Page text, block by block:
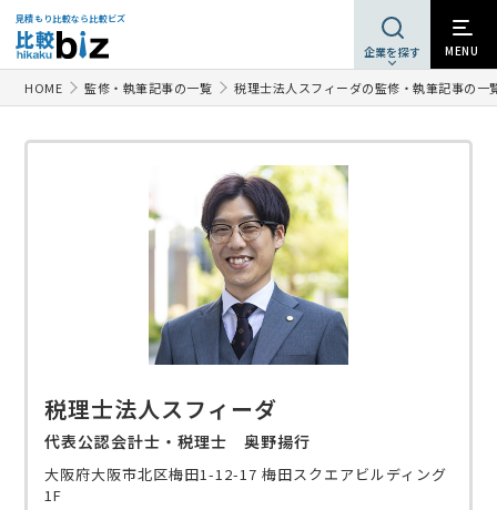
見積もり比較なら比較ビズ
企業を探す MENU
HOME 監修・執筆記事の一覧 税理士法人スフィーダの監修・執筆記事の一
税理士法人スフィーダ
代表公認会計士・税理士 奥野揚行
大阪府大阪市北区梅田1-12-17 梅田スクエアビルディング
1F